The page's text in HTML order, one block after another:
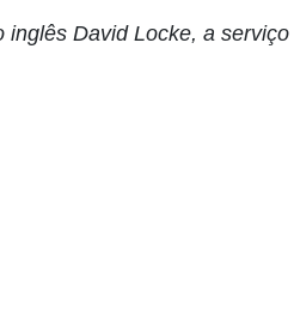
David Locke, a